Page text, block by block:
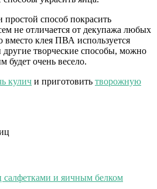
способ покрасить
не отличается от декупажа любых
вместо клея ПВА используется
творческие способы, можно
будет очень весело.
кулич и приготовить творожную
салфетками и яичным белком